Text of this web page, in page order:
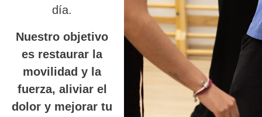
día.
Nuestro objetivo
es restaurar la
movilidad y la
fuerza, aliviar el
dolor y mejorar tu